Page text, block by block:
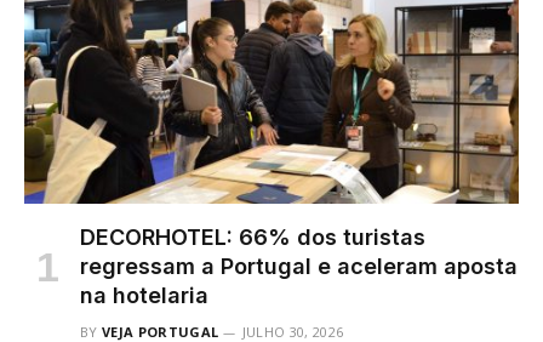
DECORHOTEL: 66% dos turistas
regressam a Portugal e aceleram aposta
na hotelaria
BY VEJA PORTUGAL JULHO 30, 2026